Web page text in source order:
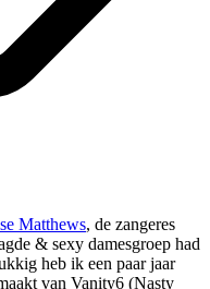
Matthews, de zangeres
& sexy damesgroep had
heb ik een paar jaar
van Vanity6 (Nasty